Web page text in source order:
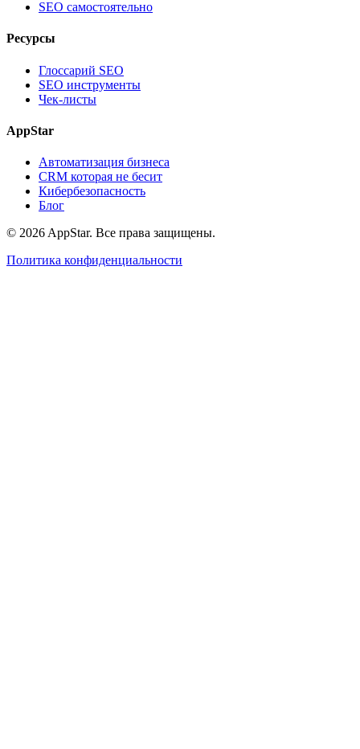
SEO самостоятельно
Ресурсы
Глоссарий SEO
SEO инструменты
Чек-листы
AppStar
Автоматизация бизнеса
CRM которая не бесит
Кибербезопасность
Блог
© 2026 AppStar. Все права защищены.
Политика конфиденциальности